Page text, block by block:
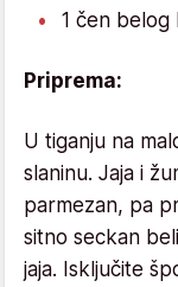
1 čen belog
Priprema:
U tiganju na
slaninu. Jaja i
parmezan, pa
sitno seckan
jaja. Isključite